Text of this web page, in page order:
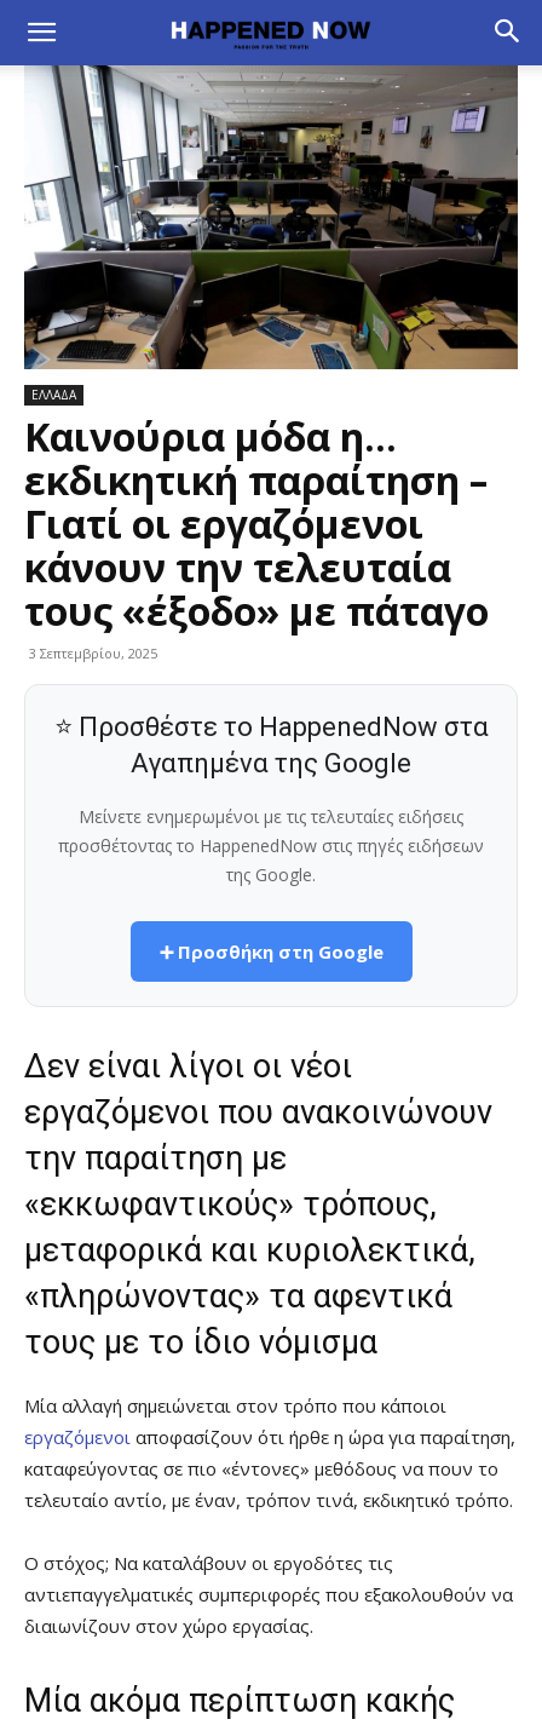
ΕΛΛΑΔΑ
Καινούρια μόδα η…
εκδικητική παραίτηση –
Γιατί οι εργαζόμενοι
κάνουν την τελευταία
τους «έξοδο» με πάταγο
3 Σεπτεμβρίου, 2025
⭐ Προσθέστε το HappenedNow στα
Αγαπημένα της Google
Μείνετε ενημερωμένοι με τις τελευταίες ειδήσεις
προσθέτοντας το HappenedNow στις πηγές ειδήσεων
της Google.
➕ Προσθήκη στη Google
Δεν είναι λίγοι οι νέοι
εργαζόμενοι που ανακοινώνουν
την παραίτηση με
«εκκωφαντικούς» τρόπους,
μεταφορικά και κυριολεκτικά,
«πληρώνοντας» τα αφεντικά
τους με το ίδιο νόμισμα
Μία αλλαγή σημειώνεται στον τρόπο που κάποιοι
εργαζόμενοι αποφασίζουν ότι ήρθε η ώρα για παραίτηση,
καταφεύγοντας σε πιο «έντονες» μεθόδους να πουν το
τελευταίο αντίο, με έναν, τρόπον τινά, εκδικητικό τρόπο.
Ο στόχος; Να καταλάβουν οι εργοδότες τις
αντιεπαγγελματικές συμπεριφορές που εξακολουθούν να
διαιωνίζουν στον χώρο εργασίας.
Μία ακόμα περίπτωση κακής